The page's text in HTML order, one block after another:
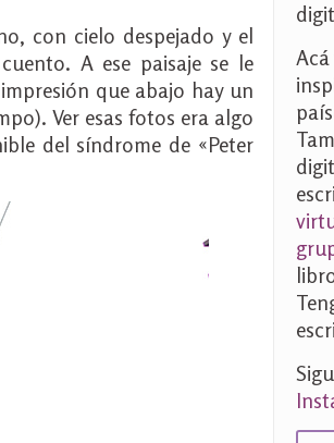
con cielo despejado y el
A ese paisaje se le
que abajo hay un
Ver esas fotos era algo
del síndrome de «Peter